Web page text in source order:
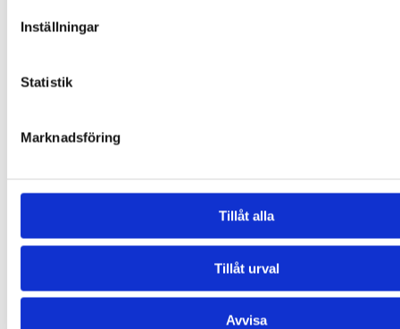
Inställningar
Statistik
Marknadsföring
Tillåt alla
Tillåt urval
Avvisa